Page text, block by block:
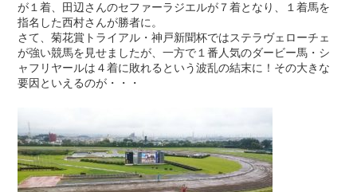
が１着、田辺さんのセファーラジエルが７着となり、１着馬を
指名した西村さんが勝者に。
さて、菊花賞トライアル・神戸新聞杯ではステラヴェローチェ
が強い競馬を見せましたが、一方で１番人気のダービー馬・シ
ャフリヤールは４着に敗れるという波乱の結末に！その大きな
要因といえるのが・・・